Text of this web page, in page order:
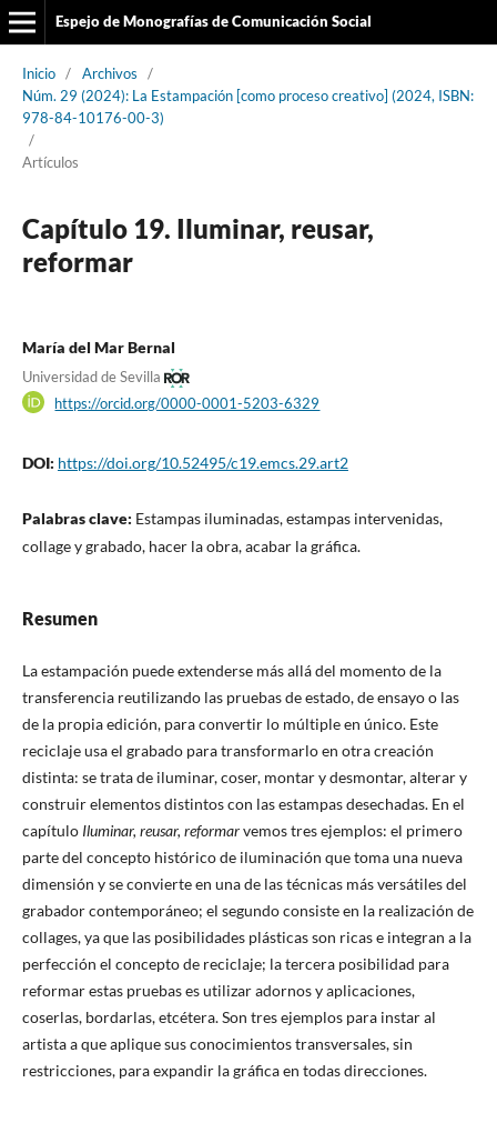
Espejo de Monografías de Comunicación Social
Inicio / Archivos
/
Núm. 29 (2024): La Estampación [como proceso creativo] (2024, ISBN:
978-84-10176-00-3)
/
Artículos
Capítulo 19. Iluminar, reusar,
reformar
María del Mar Bernal
Universidad de Sevilla
https://orcid.org/0000-0001-5203-6329
DOI: https://doi.org/10.52495/c19.emcs.29.art2
Palabras clave: Estampas iluminadas, estampas intervenidas,
collage y grabado, hacer la obra, acabar la gráfica.
Resumen
La estampación puede extenderse más allá del momento de la
transferencia reutilizando las pruebas de estado, de ensayo o las
de la propia edición, para convertir lo múltiple en único. Este
reciclaje usa el grabado para transformarlo en otra creación
distinta: se trata de iluminar, coser, montar y desmontar, alterar y
construir elementos distintos con las estampas desechadas. En el
capítulo Iluminar, reusar, reformarvemos tres ejemplos: el primero
parte del concepto histórico de iluminación que toma una nueva
dimensión y se convierte en una de las técnicas más versátiles del
grabador contemporáneo; el segundo consiste en la realización de
collages, ya que las posibilidades plásticas son ricas e integran a la
perfección el concepto de reciclaje; la tercera posibilidad para
reformar estas pruebas es utilizar adornos y aplicaciones,
coserlas, bordarlas, etcétera. Son tres ejemplos para instar al
artista a que aplique sus conocimientos transversales, sin
restricciones, para expandir la gráfica en todas direcciones.